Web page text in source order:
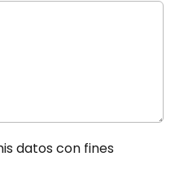
datos con fines